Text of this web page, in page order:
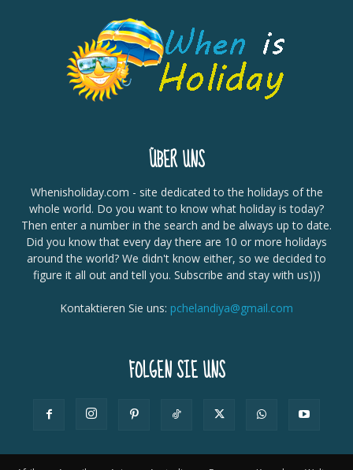
ÜBER UNS
Whenisholiday.com - site dedicated to the holidays of the
whole world. Do you want to know what holiday is today?
Then enter a number in the search and be always up to date.
Did you know that every day there are 10 or more holidays
around the world? We didn't know either, so we decided to
figure it all out and tell you. Subscribe and stay with us)))
Kontaktieren Sie uns: pchelandiya@gmail.com
FOLGEN SIE UNS